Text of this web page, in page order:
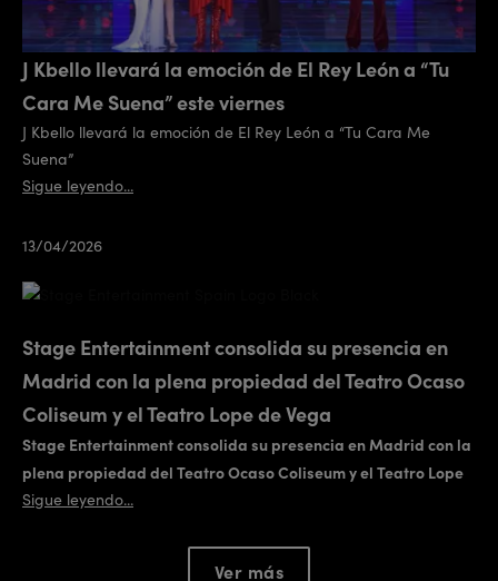
J Kbello llevará la emoción de El Rey León a “Tu
Cara Me Suena” este viernes
J Kbello llevará la emoción de El Rey León a “Tu Cara Me
Suena”
Sigue leyendo...
13/04/2026
Stage Entertainment consolida su presencia en
Madrid con la plena propiedad del Teatro Ocaso
Coliseum y el Teatro Lope de Vega
Stage Entertainment consolida su presencia en Madrid con la
plena propiedad del Teatro Ocaso Coliseum y el Teatro Lope
Sigue leyendo...
Ver más